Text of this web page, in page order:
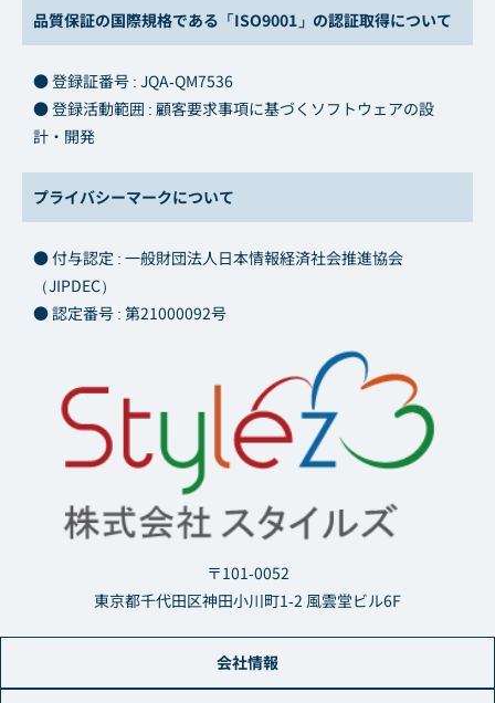
〒101-0052
東京都千代田区神田小川町1-2 風雲堂ビル6F
会社情報
品質保証の国際規格である「ISO9001」の認証取得について
● 登録証番号 : JQA-QM7536
● 登録活動範囲 : 顧客要求事項に基づくソフトウェアの設
計・開発
プライバシーマークについて
● 付与認定 : 一般財団法人日本情報経済社会推進協会
（JIPDEC）
● 認定番号 : 第21000092号